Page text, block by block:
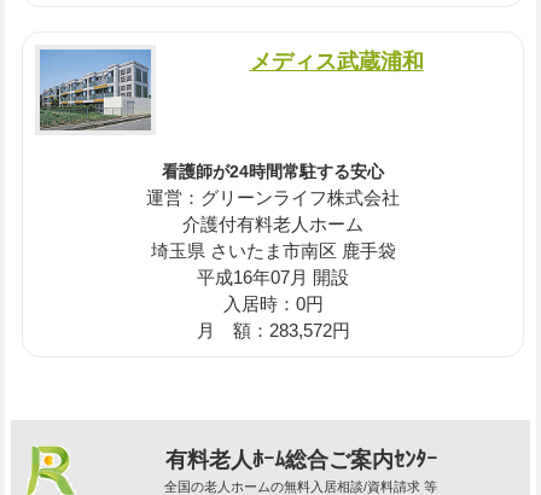
メディス武蔵浦和
看護師が24時間常駐する安心
運営：グリーンライフ株式会社
介護付有料老人ホーム
埼玉県 さいたま市南区 鹿手袋
平成16年07月 開設
入居時：0円
月 額：283,572円
有料老人ﾎｰﾑ総合ご案内ｾﾝﾀｰ
全国の老人ホームの無料入居相談/資料請求 等